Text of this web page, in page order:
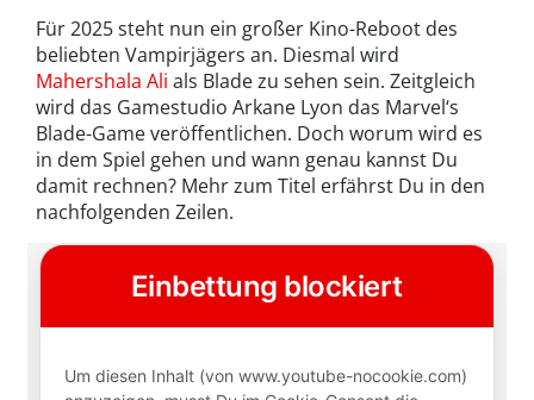
Für 2025 steht nun ein großer Kino-Reboot des
beliebten Vampirjägers an. Diesmal wird
Mahershala Ali als Blade zu sehen sein. Zeitgleich
wird das Gamestudio Arkane Lyon das Marvel‘s
Blade-Game veröffentlichen. Doch worum wird es
in dem Spiel gehen und wann genau kannst Du
damit rechnen? Mehr zum Titel erfährst Du in den
nachfolgenden Zeilen.